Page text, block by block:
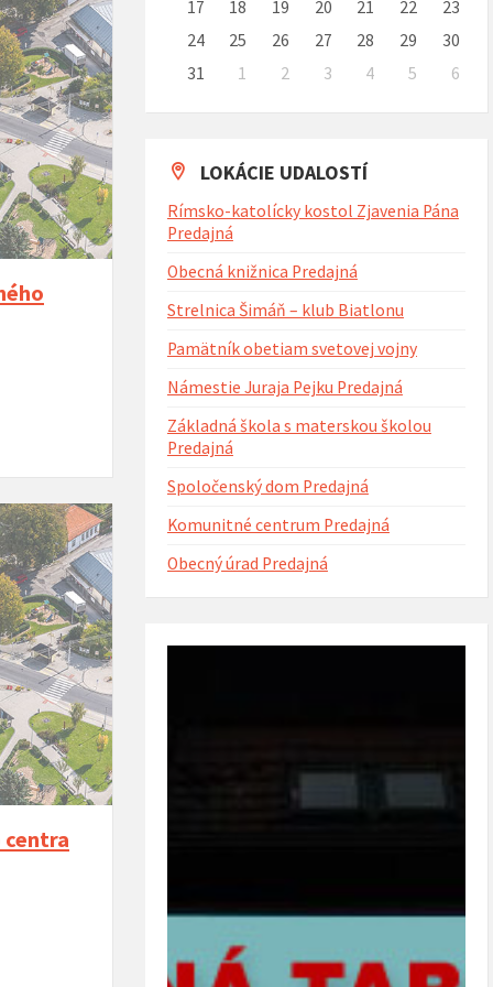
centra
s urnovým hájom
(rok 2023)
17
18 19 20 21 22
23
24
25 26 27 28 29
30
31
1 2 3 4 5
6
na
dni
LOKÁCIE UDALOSTÍ
Rímsko-katolícky kostol Zjavenia Pána
Predajná
Obecná knižnica Predajná
Strelnica Šimáň – klub Biatlonu
Pamätník obetiam svetovej vojny
Námestie Juraja Pejku Predajná
Základná škola s materskou školou
Predajná
Spoločenský dom Predajná
Komunitné centrum Predajná
Obecný úrad Predajná